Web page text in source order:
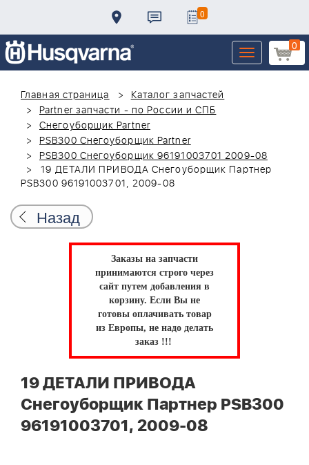
0
0
Toggle
navigation
Главная страница
Каталог запчастей
Partner запчасти - по России и СПБ
Снегоуборщик Partner
PSB300 Снегоуборщик Partner
PSB300 Снегоуборщик 96191003701 2009-08
19 ДЕТАЛИ ПРИВОДА Снегоуборщик Партнер
PSB300 96191003701, 2009-08
Назад
Заказы на запчасти
принимаются строго через
сайт путем добавления в
корзину. Если Вы не
готовы оплачивать товар
из Европы, не надо делать
заказ !!!
19 ДЕТАЛИ ПРИВОДА
Снегоуборщик Партнер PSB300
96191003701, 2009-08